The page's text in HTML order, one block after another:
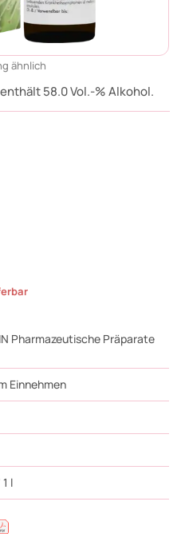
ähnlich
58.0 Vol.-% Alkohol.
Pharmazeutische Präparate
Einnehmen
l